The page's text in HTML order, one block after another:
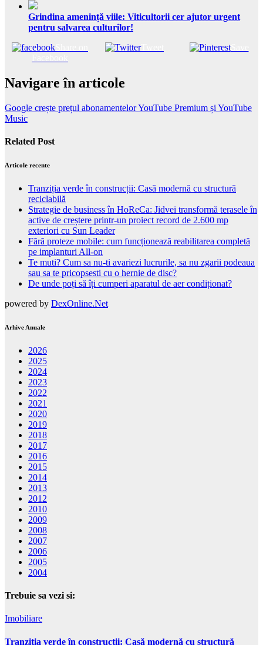
Grindina amenință viile: Viticultorii cer ajutor urgent
pentru salvarea culturilor!
Tweet Save
Navigare în articole
Google crește prețul abonamentelor YouTube Premium și YouTube
Music
Related Post
Articole recente
Tranziția verde în construcții: Casă modernă cu structură
reciclabilă
Strategie de business în HoReCa: Jidvei transformă terasele în
active de creștere printr-un proiect record de 2.600 mp
exteriori cu Sun Leader
Fără proteze mobile: cum funcționează reabilitarea completă
pe implanturi All-on
Te muti? Cum sa nu-ti avariezi lucrurile, sa nu zgarii podeaua
sau sa te pricopsesti cu o hernie de disc?
De unde poți să îți cumperi aparatul de aer condiționat?
powered by DexOnline.Net
Arhive Anuale
2026
2025
2024
2023
2022
2021
2020
2019
2018
2017
2016
2015
2014
2013
2012
2010
2009
2008
2007
2006
2005
2004
Trebuie sa vezi si:
Imobiliare
Tranziția verde în construcții: Casă modernă cu structură